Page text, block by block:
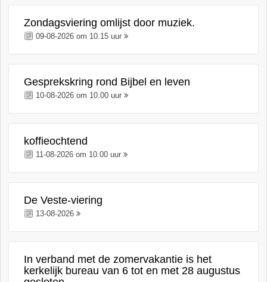
Zondagsviering omlijst door muziek.
09-08-2026 om 10.15 uur
Gesprekskring rond Bijbel en leven
10-08-2026 om 10.00 uur
koffieochtend
11-08-2026 om 10.00 uur
De Veste-viering
13-08-2026
In verband met de zomervakantie is het
kerkelijk bureau van 6 tot en met 28 augustus